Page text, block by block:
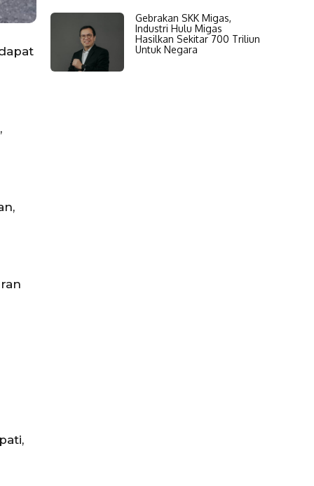
Gebrakan SKK Migas,
Industri Hulu Migas
Hasilkan Sekitar 700 Triliun
Untuk Negara